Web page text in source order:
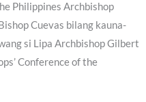
Philippines Archbishop
Cuevas bilang kauna-
si Lipa Archbishop Gilbert
Conference of the